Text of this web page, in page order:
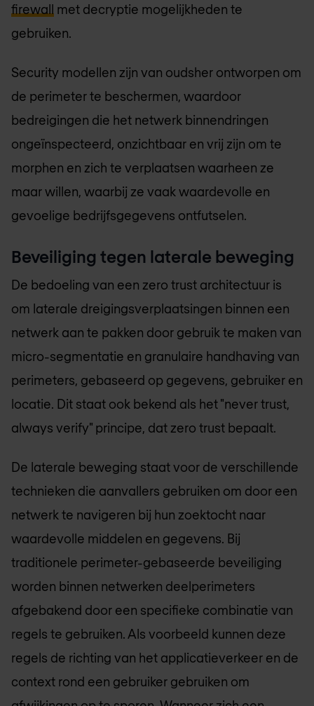
firewall met decryptie mogelijkheden te
gebruiken.
Security modellen zijn van oudsher ontworpen om
de perimeter te beschermen, waardoor
bedreigingen die het netwerk binnendringen
ongeïnspecteerd, onzichtbaar en vrij zijn om te
morphen en zich te verplaatsen waarheen ze
maar willen, waarbij ze vaak waardevolle en
gevoelige bedrijfsgegevens ontfutselen.
Beveiliging tegen laterale beweging
De bedoeling van een zero trust architectuur is
om laterale dreigingsverplaatsingen binnen een
netwerk aan te pakken door gebruik te maken van
micro-segmentatie en granulaire handhaving van
perimeters, gebaseerd op gegevens, gebruiker en
locatie. Dit staat ook bekend als het "never trust,
always verify" principe, dat zero trust bepaalt.
De laterale beweging staat voor de verschillende
technieken die aanvallers gebruiken om door een
netwerk te navigeren bij hun zoektocht naar
waardevolle middelen en gegevens. Bij
traditionele perimeter-gebaseerde beveiliging
worden binnen netwerken deelperimeters
afgebakend door een specifieke combinatie van
regels te gebruiken. Als voorbeeld kunnen deze
regels de richting van het applicatieverkeer en de
context rond een gebruiker gebruiken om